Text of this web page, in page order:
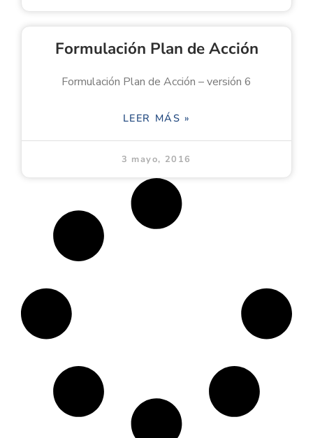
Formulación Plan de Acción
Formulación Plan de Acción – versión 6
LEER MÁS »
3 mayo, 2016